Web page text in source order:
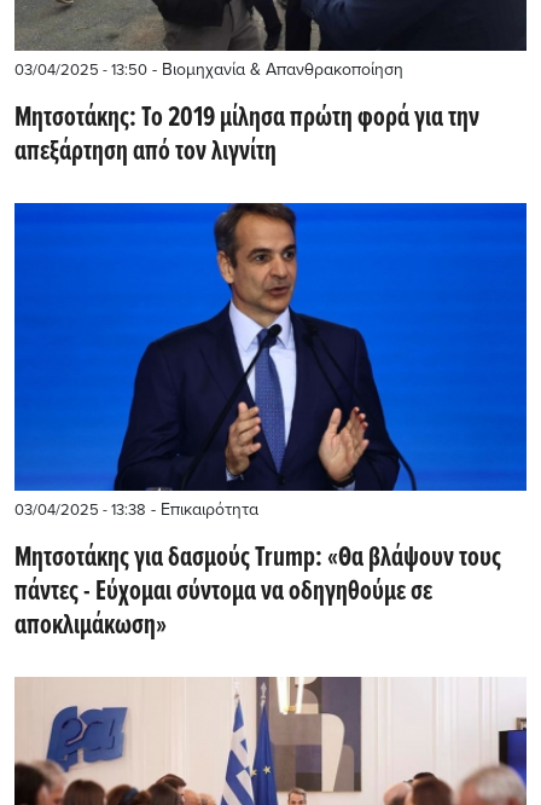
03/04/2025 - 13:50 - Βιομηχανία & Απανθρακοποίηση
Μητσοτάκης: Το 2019 μίλησα πρώτη φορά για την
απεξάρτηση από τον λιγνίτη
03/04/2025 - 13:38 - Επικαιρότητα
Μητσοτάκης για δασμούς Trump: «Θα βλάψουν τους
πάντες - Εύχομαι σύντομα να οδηγηθούμε σε
αποκλιμάκωση»